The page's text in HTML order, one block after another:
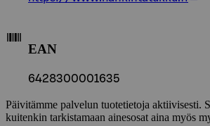
EAN
6428300001635
Päivitämme palvelun tuotetietoja aktiivisesti.
kuitenkin tarkistamaan ainesosat aina myös